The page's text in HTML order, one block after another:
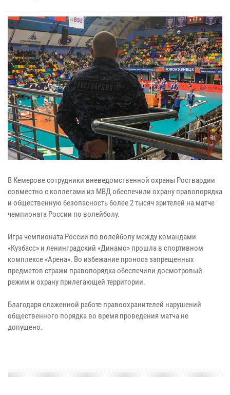
В Кемерове сотрудники вневедомственной охраны Росгвардии
совместно с коллегами из МВД обеспечили охрану правопорядка
и общественную безопасность более 2 тысяч зрителей на матче
чемпионата России по волейболу.
Игра чемпионата России по волейболу между командами
«Кузбасс» и ленинградский «Динамо» прошла в спортивном
комплексе «Арена». Во избежание проноса запрещенных
предметов стражи правопорядка обеспечили досмотровый
режим и охрану прилегающей территории.
Благодаря слаженной работе правоохранителей нарушений
общественного порядка во время проведения матча не
допущено.